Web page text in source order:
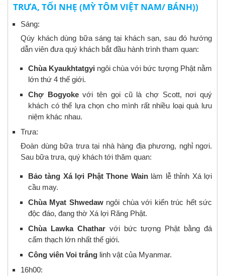
TRƯA, TỐI NHẸ (MỲ TÔM VIỆT NAM/ BÁNH))
Sáng:
Qúy khách dùng bữa sáng tại khách sạn, sau đó hướng
dẫn viên đưa quý khách bắt đầu hành trình tham quan:
Chùa Kyaukhtatgyi ngôi chùa với bức tượng Phật nằm
lớn thứ 4 thế giới.
Chợ Bogyokevới tên gọi cũ là chợ Scott, nơi quý
khách có thể lựa chọn cho mình rất nhiều loại quà lưu
niệm khác nhau.
Trưa:
Đoàn dùng bữa trưa tại nhà hàng địa phương, nghỉ ngơi.
Sau bữa trưa, quý khách tới thăm quan:
Bảo tàng Xá lợi Phật Thone Wainlàm lễ thỉnh Xá lợi
cầu may.
Chùa Myat Shwedawngôi chùa với kiến trúc hết sức
độc đáo, đang thờ Xá lợi Răng Phật.
Chùa Lawka Chatharvới bức tượng Phật bằng đá
cẩm thạch lớn nhất thế giới.
Công viên Voi trắng linh vật của Myanmar.
16h00: